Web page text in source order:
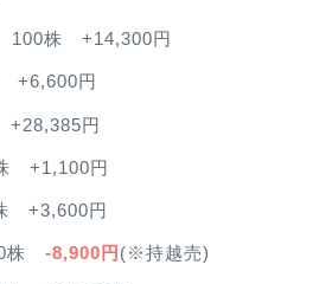
株 +14,300円
円
円
+1,100円
+3,600円
株 -8,900円 (※持越売)